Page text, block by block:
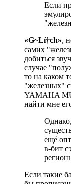
Если
«G~Lí†ch»,
самих
добиться
случае
то на каком
"железных"
YAMAHA
найти мне
ещё
в-бит
Если такие